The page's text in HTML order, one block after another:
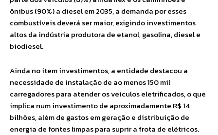
ônibus (90%) a diesel em 2035, a demanda por esses
combustíveis deverá ser maior, exigindo investimentos
altos da indústria produtora de etanol, gasolina, diesel e
biodiesel.
Ainda no item investimentos, a entidade destacou a
necessidade de instalação de ao menos 150 mil
carregadores para atender os veículos eletrificados, o que
implica num investimento de aproximadamente R$ 14
bilhões, além de gastos em geração e distribuição de
energia de fontes limpas para suprir a frota de elétricos.